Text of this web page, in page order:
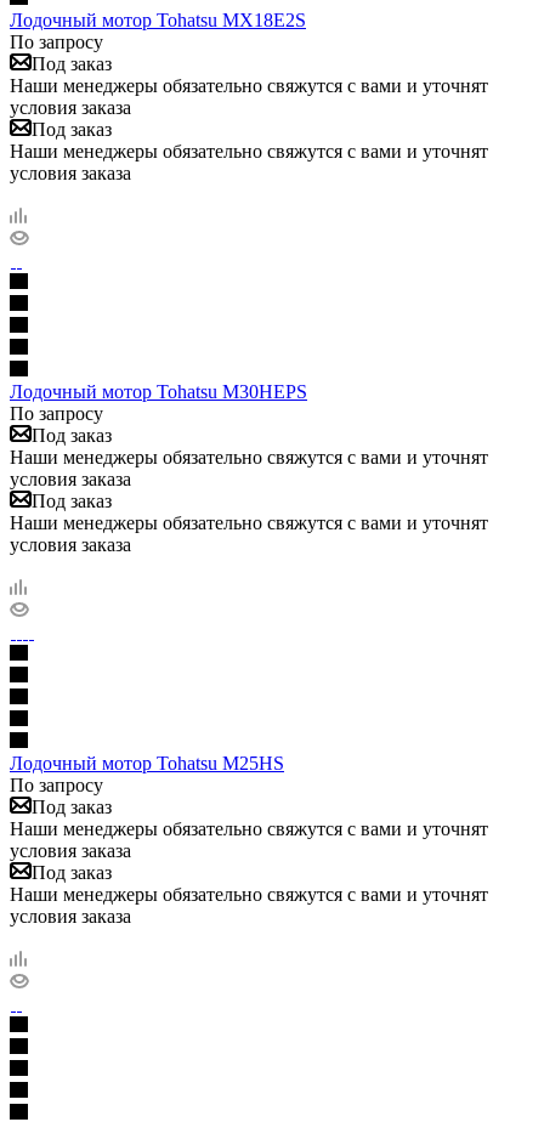
Лодочный мотор Tohatsu MX18E2S
По запросу
Под заказ
Наши менеджеры обязательно свяжутся с вами и уточнят
условия заказа
Под заказ
Наши менеджеры обязательно свяжутся с вами и уточнят
условия заказа
Лодочный мотор Tohatsu M30HEPS
По запросу
Под заказ
Наши менеджеры обязательно свяжутся с вами и уточнят
условия заказа
Под заказ
Наши менеджеры обязательно свяжутся с вами и уточнят
условия заказа
Лодочный мотор Tohatsu M25HS
По запросу
Под заказ
Наши менеджеры обязательно свяжутся с вами и уточнят
условия заказа
Под заказ
Наши менеджеры обязательно свяжутся с вами и уточнят
условия заказа